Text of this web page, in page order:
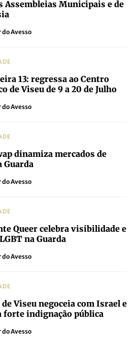
Assembleias Municipais e de
Avesso
13: regressa ao Centro
de Viseu de 9 a 20 de Julho
Avesso
dinamiza mercados de
Guarda
Avesso
Queer celebra visibilidade e
na Guarda
Avesso
Viseu negoceia com Israel e
forte indignação pública
Avesso